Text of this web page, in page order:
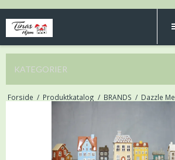
KATEGORIER
Forside / Produktkatalog / BRANDS / Dazzle Me